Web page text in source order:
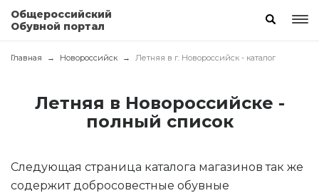
Общероссийский
Обувной портал
Главная Новороссийск Летняя в г. Новороссийск - каталог
Летняя в Новороссийске -
полный список
Следующая страница каталога магазинов так же
содержит добросовестные обувные